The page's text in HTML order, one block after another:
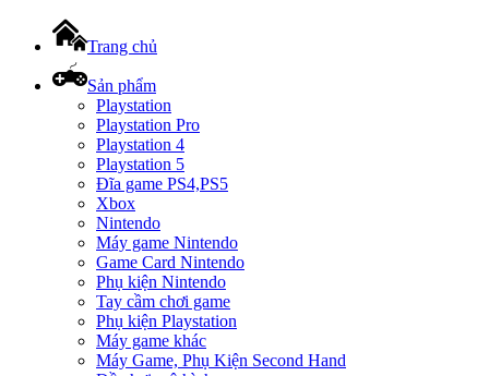
Trang chủ
Sản phẩm
Playstation
Playstation Pro
Playstation 4
Playstation 5
Đĩa game PS4,PS5
Xbox
Nintendo
Máy game Nintendo
Game Card Nintendo
Phụ kiện Nintendo
Tay cầm chơi game
Phụ kiện Playstation
Máy game khác
Máy Game, Phụ Kiện Second Hand